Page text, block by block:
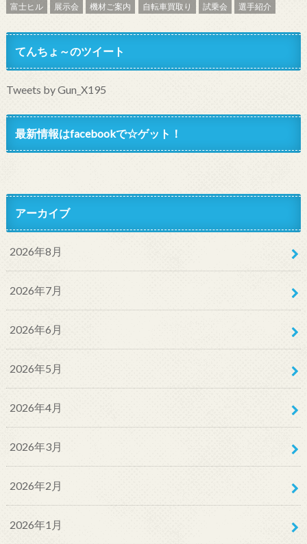
富士ヒル 展示会 機材ご案内 自転車買取り 試乗会 選手紹介
てんちょ～のツイート
Tweets by Gun_X195
最新情報はfacebookで☆ゲット！
アーカイブ
2026年8月
2026年7月
2026年6月
2026年5月
2026年4月
2026年3月
2026年2月
2026年1月